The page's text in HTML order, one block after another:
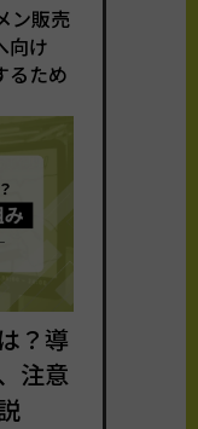
ン販売
向け
るため
？導
注意